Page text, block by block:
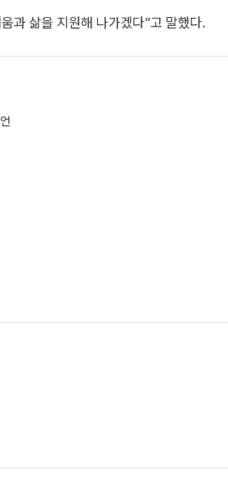
과 삶을 지원해 나가겠다”고 말했다.